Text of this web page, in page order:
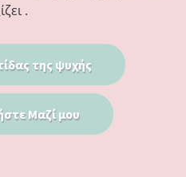
.
της ψυχής
Μαζί μου